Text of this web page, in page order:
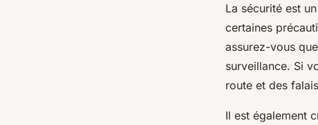
La sécurité est
certaines
assurez-vous
surveillance. Si
route et des
Il est également